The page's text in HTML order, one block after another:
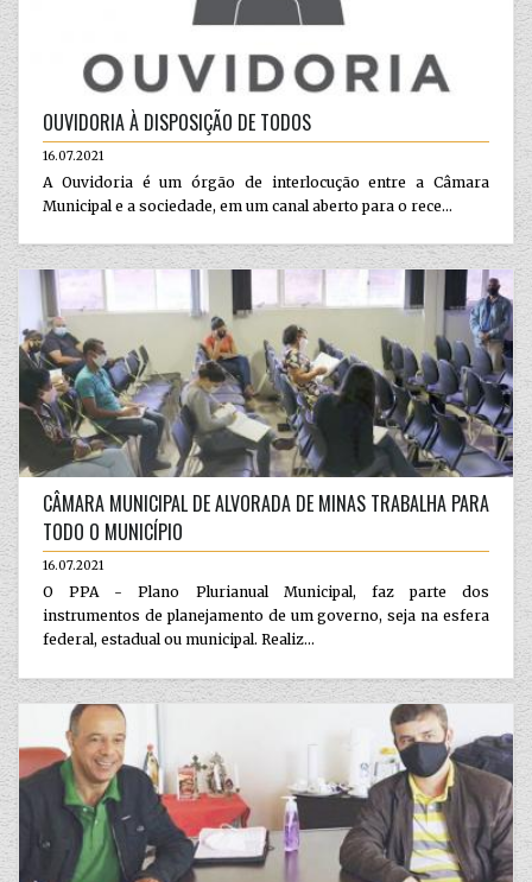
OUVIDORIA À DISPOSIÇÃO DE TODOS
16.07.2021
A Ouvidoria é um órgão de interlocução entre a Câmara
Municipal e a sociedade, em um canal aberto para o rece...
CÂMARA MUNICIPAL DE ALVORADA DE MINAS TRABALHA PARA
TODO O MUNICÍPIO
16.07.2021
O PPA - Plano Plurianual Municipal, faz parte dos
instrumentos de planejamento de um governo, seja na esfera
federal, estadual ou municipal. Realiz...